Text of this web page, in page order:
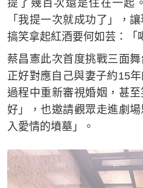
提了幾百次還是住在一起
「我提一次就成功了」，
搞笑拿起紅酒要何如芸：「
蔡昌憲此次首度挑戰三面
正好對應自己與妻子約15
過程中重新審視婚姻，甚
好」，也邀請觀眾走進劇
入愛情的墳墓」。